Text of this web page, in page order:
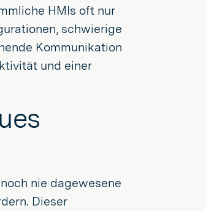
HMIs oft nur
schwierige
Kommunikation
und einer
nie dagewesene
Dieser